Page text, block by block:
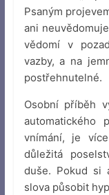
Psaným
ani
vědomí v
vazby, a na
postřehnutelné.
Osobní příběh
automatického
vnímání, je
důležitá
duše. Pokud si
slova působit